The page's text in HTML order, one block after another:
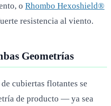
o Rhombo Hexoshield®
resistencia al viento.
Geometrías
cubiertas flotantes se
de producto — ya sea